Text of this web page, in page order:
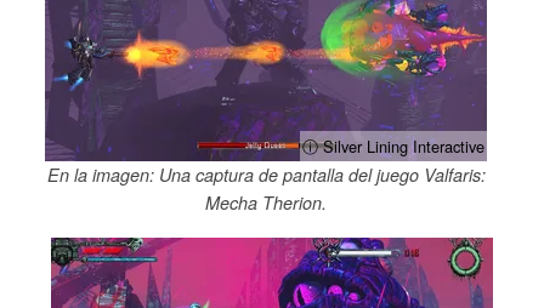
ⓘ Silver Lining Interactive
En la imagen: Una captura de pantalla del juego Valfaris:
Mecha Therion.